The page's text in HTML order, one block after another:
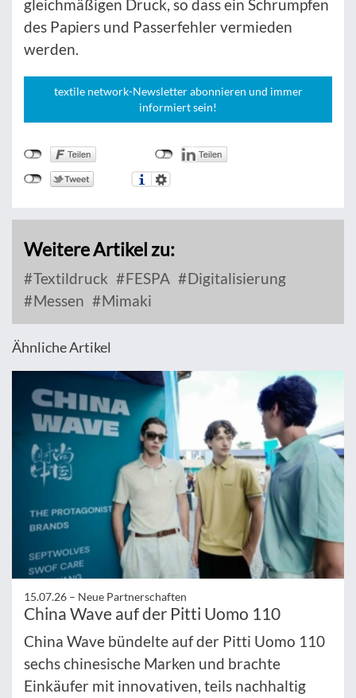
gleichmäßigen Druck, so dass ein Schrumpfen
des Papiers und Passerfehler vermieden
werden.
textile network-Newsletter abonnieren und immer
informiert sein!
Weitere Artikel zu:
Textildruck FESPA
Digitalisierung
Messen
Mimaki
Ähnliche Artikel
15.07.26 – Neue Partnerschaften
China Wave auf der Pitti Uomo 110
China Wave bündelte auf der Pitti Uomo 110
sechs chinesische Marken und brachte
Einkäufer mit innovativen, teils nachhaltig